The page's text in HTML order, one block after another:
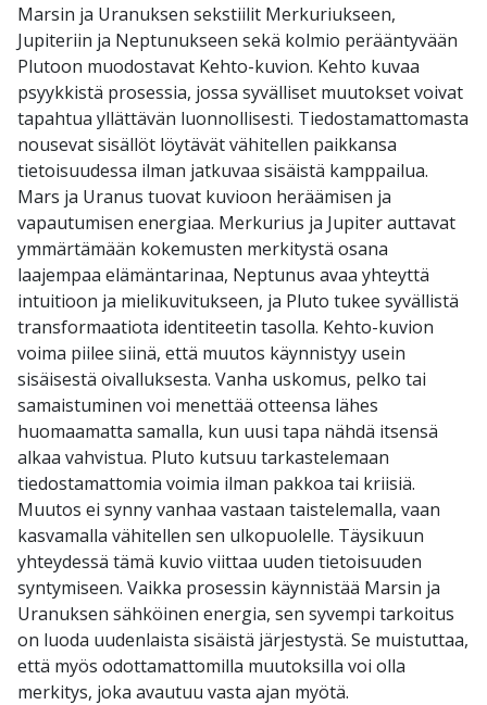
Marsin ja Uranuksen sekstiilit Merkuriukseen,
Jupiteriin ja Neptunukseen sekä kolmio perääntyvään
Plutoon muodostavat Kehto-kuvion. Kehto kuvaa
psyykkistä prosessia, jossa syvälliset muutokset voivat
tapahtua yllättävän luonnollisesti. Tiedostamattomasta
nousevat sisällöt löytävät vähitellen paikkansa
tietoisuudessa ilman jatkuvaa sisäistä kamppailua.
Mars ja Uranus tuovat kuvioon heräämisen ja
vapautumisen energiaa. Merkurius ja Jupiter auttavat
ymmärtämään kokemusten merkitystä osana
laajempaa elämäntarinaa, Neptunus avaa yhteyttä
intuitioon ja mielikuvitukseen, ja Pluto tukee syvällistä
transformaatiota identiteetin tasolla. Kehto-kuvion
voima piilee siinä, että muutos käynnistyy usein
sisäisestä oivalluksesta. Vanha uskomus, pelko tai
samaistuminen voi menettää otteensa lähes
huomaamatta samalla, kun uusi tapa nähdä itsensä
alkaa vahvistua. Pluto kutsuu tarkastelemaan
tiedostamattomia voimia ilman pakkoa tai kriisiä.
Muutos ei synny vanhaa vastaan taistelemalla, vaan
kasvamalla vähitellen sen ulkopuolelle. Täysikuun
yhteydessä tämä kuvio viittaa uuden tietoisuuden
syntymiseen. Vaikka prosessin käynnistää Marsin ja
Uranuksen sähköinen energia, sen syvempi tarkoitus
on luoda uudenlaista sisäistä järjestystä. Se muistuttaa,
että myös odottamattomilla muutoksilla voi olla
merkitys, joka avautuu vasta ajan myötä.